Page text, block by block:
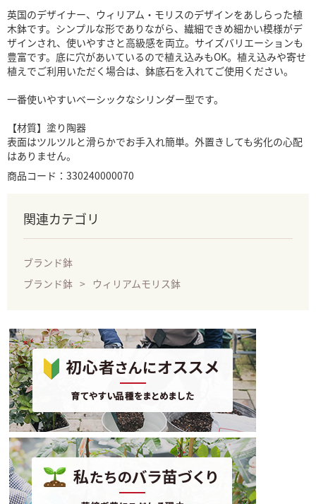
英国のデザイナー、ウィリアム・モリスのデザインをあしらった植
木鉢です。シンプルな形でありながら、繊細できめ細かい模様がデ
ザインされ、使いやすさと高級感を両立。サイズバリエーションも
豊富です。底に穴があいているので植え込みもOK。植え込みや寄せ
植えでご利用いただく場合は、鉢底石を入れてご使用ください。
一番使いやすいベーシックなシリンダー型です。
【材質】塗り陶器
表面はツルツルと滑らかでお手入れ簡単。外置きしても劣化の心配
はありません。
商品コード：330240000070
関連カテゴリ
ブランド鉢
ブランド鉢
ウィリアムモリス鉢